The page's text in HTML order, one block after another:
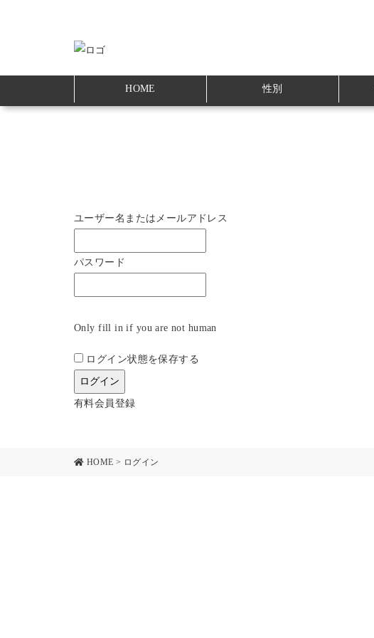
HOME 性別
ユーザー名またはメールアドレス
パスワード
Only fill in if you are not human
ログイン状態を保存する
有料会員登録
HOME > ログイン